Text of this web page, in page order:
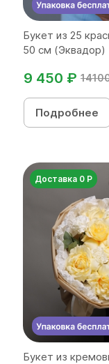
Букет из 25
50 см (Эквадор)
9 450 ₽
Подробнее
Доставка 0 Р
Букет из